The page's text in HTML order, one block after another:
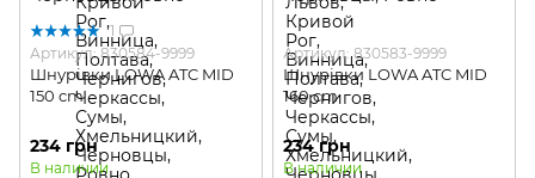
1
Артикул: 830584-9999
Шнурівки LOWA ATC MID
150 cm
234 грн
В наличии
Артикул: 830583-9999
Шнурівки LOWA ATC MID
160 cm
234 грн
В наличии